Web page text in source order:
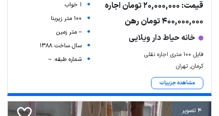
قیمت: 20,000,000 تومان اجاره
400,000,000 تومان رهن
خانه حیاط دار ویلایی
فایل ۱۰۰ متری اجاره نقلی
کرمان, تهران
مشاهده جزییات
1 خواب
100 متر زیربنا
-- متر زمین
سال ساخت 1388
شماره طبقه: --
4 تصویر